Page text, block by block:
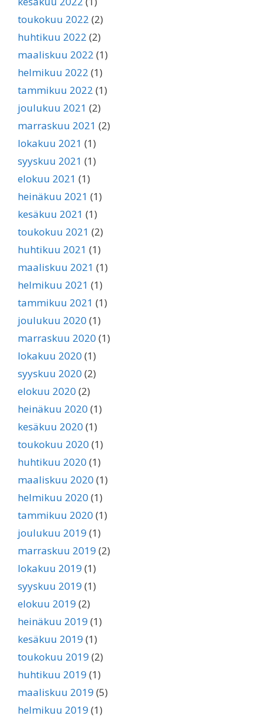
toukokuu 2022 (2)
huhtikuu 2022 (2)
maaliskuu 2022 (1)
helmikuu 2022 (1)
tammikuu 2022 (1)
joulukuu 2021 (2)
marraskuu 2021 (2)
lokakuu 2021 (1)
syyskuu 2021 (1)
elokuu 2021 (1)
heinäkuu 2021 (1)
kesäkuu 2021 (1)
toukokuu 2021 (2)
huhtikuu 2021 (1)
maaliskuu 2021 (1)
helmikuu 2021 (1)
tammikuu 2021 (1)
joulukuu 2020 (1)
marraskuu 2020 (1)
lokakuu 2020 (1)
syyskuu 2020 (2)
elokuu 2020 (2)
heinäkuu 2020 (1)
kesäkuu 2020 (1)
toukokuu 2020 (1)
huhtikuu 2020 (1)
maaliskuu 2020 (1)
helmikuu 2020 (1)
tammikuu 2020 (1)
joulukuu 2019 (1)
marraskuu 2019 (2)
lokakuu 2019 (1)
syyskuu 2019 (1)
elokuu 2019 (2)
heinäkuu 2019 (1)
kesäkuu 2019 (1)
toukokuu 2019 (2)
huhtikuu 2019 (1)
maaliskuu 2019 (5)
helmikuu 2019 (1)